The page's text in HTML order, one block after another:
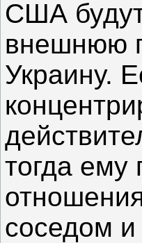
США
внешнюю
Украину.
тогда ему
соседом